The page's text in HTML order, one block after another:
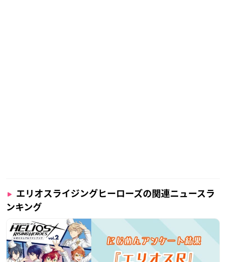
エリオスライジングヒーローズの関連ニュースラ
ンキング